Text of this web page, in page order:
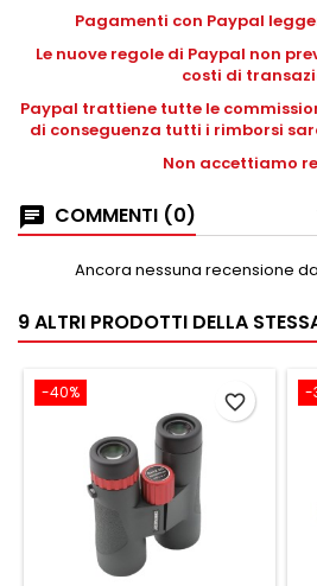
Pagamenti con Paypal
Le nuove regole di Paypal non
costi di
Paypal trattiene tutte le
di conseguenza tutti i rimborsi
Non accettiamo
COMMENTI (0)
Ancora nessuna recensione
9 ALTRI PRODOTTI DELLA
-40% favorite_border -